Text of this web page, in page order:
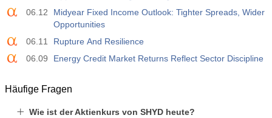
USD
4.9 K
06.12
Midyear Fixed Income Outlook: Tighter Spreads, Wider
Opportunities
06.11
Rupture And Resilience
06.09
Energy Credit Market Returns Reflect Sector Discipline
Häufige Fragen
Wie ist der Aktienkurs von SHYD heute?